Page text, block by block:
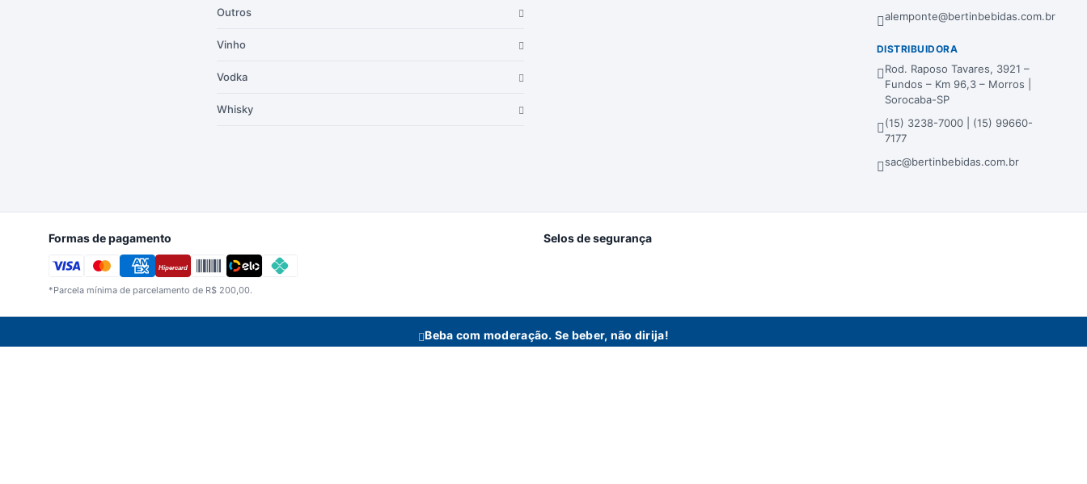
Outros
Vinho
Vodka
Whisky
alemponte@bertinbebidas.com.br
DISTRIBUIDORA
Rod. Raposo Tavares, 3921 –
Fundos – Km 96,3 – Morros |
Sorocaba-SP
(15) 3238-7000 | (15) 99660-
7177
sac@bertinbebidas.com.br
Formas de pagamento
Hipercard
*Parcela mínima de parcelamento de R$ 200,00.
Selos de segurança
Beba com moderação. Se beber, não dirija!